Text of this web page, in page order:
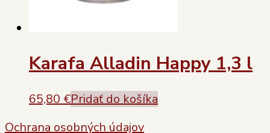
Karafa Alladin Happy 1,3 l
65,80 €Pridať do košíka
Ochrana osobných údajov